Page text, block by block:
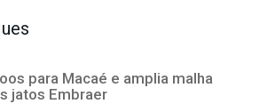
para Macaé e amplia malha
jatos Embraer